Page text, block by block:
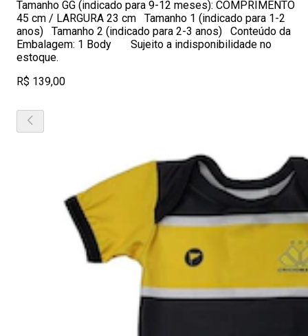
Tamanho GG (indicado para 9-12 meses): COMPRIMENTO
45 cm / LARGURA 23 cm Tamanho 1 (indicado para 1-2
anos) Tamanho 2 (indicado para 2-3 anos) Conteúdo da
Embalagem: 1 Body Sujeito a indisponibilidade no
estoque.
R$ 139,00